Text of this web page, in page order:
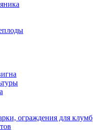
ограждения для клумб